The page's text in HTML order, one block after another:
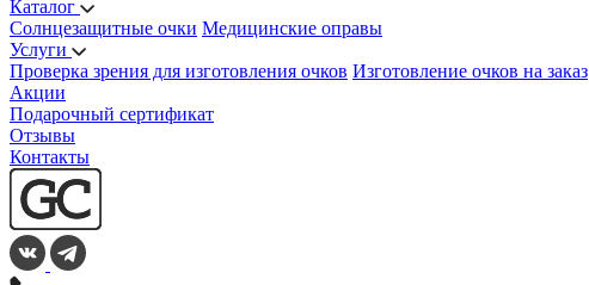
Каталог
Солнцезащитные очки Медицинские оправы
Услуги
Проверка зрения для изготовления очков Изготовление очков на заказ
Акции
Подарочный сертификат
Отзывы
Контакты